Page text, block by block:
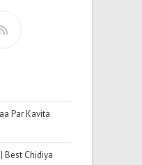
Par Kavita
| Best Chidiya